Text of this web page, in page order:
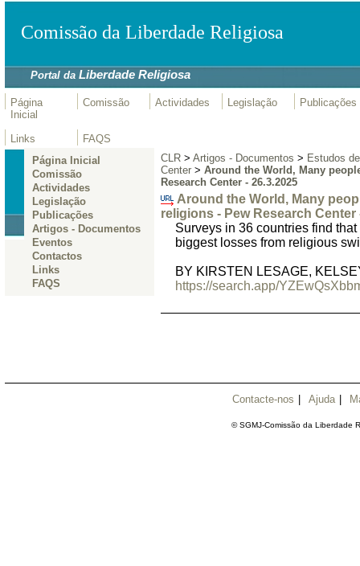
Comissão da Liberdade Religiosa
Portal daLiberdade Religiosa
Página
Inicial
Comissão Actividades Legislação Publicações
Links
FAQS
Página Inicial
Comissão
Actividades
Legislação
Publicações
Artigos - Documentos
Eventos
Contactos
Links
FAQS
CLR> Artigos - Documentos > Estudos
Center> Around the World, Many
Research Center - 26.3.2025
Around the World, Many
religions - Pew Research Center
Surveys in 36 countries find
biggest losses from religious
BY KIRSTEN LESAGE,
https://search.app/
Contacte-nos Ajuda
© SGMJ-Comissão da Liberdade